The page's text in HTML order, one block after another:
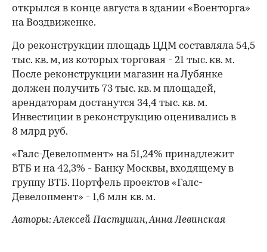
открылся в конце августа в здании «Военторга»
на Воздвиженке.
До реконструкции площадь ЦДМ составляла 54,5
тыс. кв. м, из которых торговая - 21 тыс. кв. м.
После реконструкции магазин на Лубянке
должен получить 73 тыс. кв. м площадей,
арендаторам достанутся 34,4 тыс. кв. м.
Инвестиции в реконструкцию оценивались в
8 млрд руб.
«Галс-Девелопмент» на 51,24% принадлежит
ВТБ и на 42,3% - Банку Москвы, входящему в
группу ВТБ. Портфель проектов «Галс-
Девелопмент» - 1,6 млн кв. м.
Авторы: Алексей Пастушин, Анна Левинская